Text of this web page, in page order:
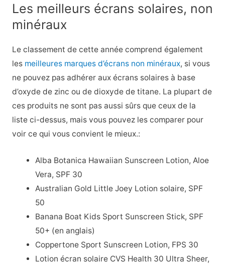
Les meilleurs écrans solaires, non
minéraux
Le classement de cette année comprend également
les meilleures marques d’écrans non minéraux, si vous
ne pouvez pas adhérer aux écrans solaires à base
d’oxyde de zinc ou de dioxyde de titane. La plupart de
ces produits ne sont pas aussi sûrs que ceux de la
liste ci-dessus, mais vous pouvez les comparer pour
voir ce qui vous convient le mieux.:
Alba Botanica Hawaiian Sunscreen Lotion, Aloe
Vera, SPF 30
Australian Gold Little Joey Lotion solaire, SPF
50
Banana Boat Kids Sport Sunscreen Stick, SPF
50+ (en anglais)
Coppertone Sport Sunscreen Lotion, FPS 30
Lotion écran solaire CVS Health 30 Ultra Sheer,